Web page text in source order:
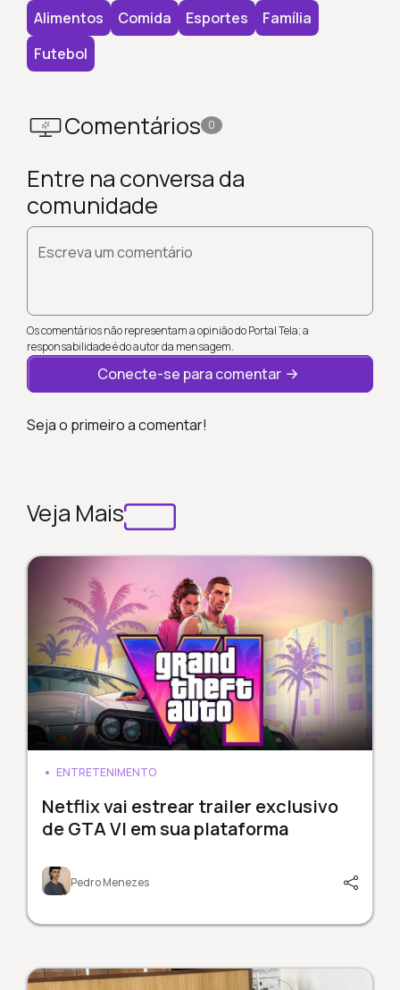
Alimentos Comida Esportes
Família
Futebol
Comentários 0
Entre na conversa da
comunidade
Escreva um comentário
Os comentários não representam a opinião do Portal Tela; a
responsabilidade é do autor da mensagem.
Conecte-se para comentar
Seja o primeiro a comentar!
Veja Mais
ENTRETENIMENTO
Netflix vai estrear trailer exclusivo
de GTA VI em sua plataforma
Pedro Menezes